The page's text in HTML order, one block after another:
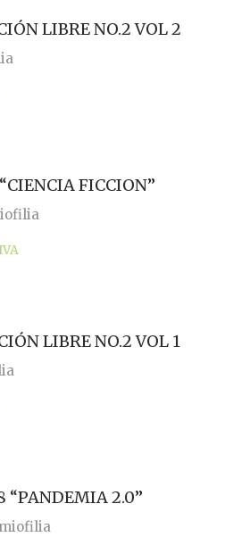
LIBRE NO.2 VOL 2
FICCION”
LIBRE NO.2 VOL 1
“PANDEMIA 2.0”